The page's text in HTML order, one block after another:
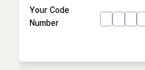
Housing
Your Code
Number